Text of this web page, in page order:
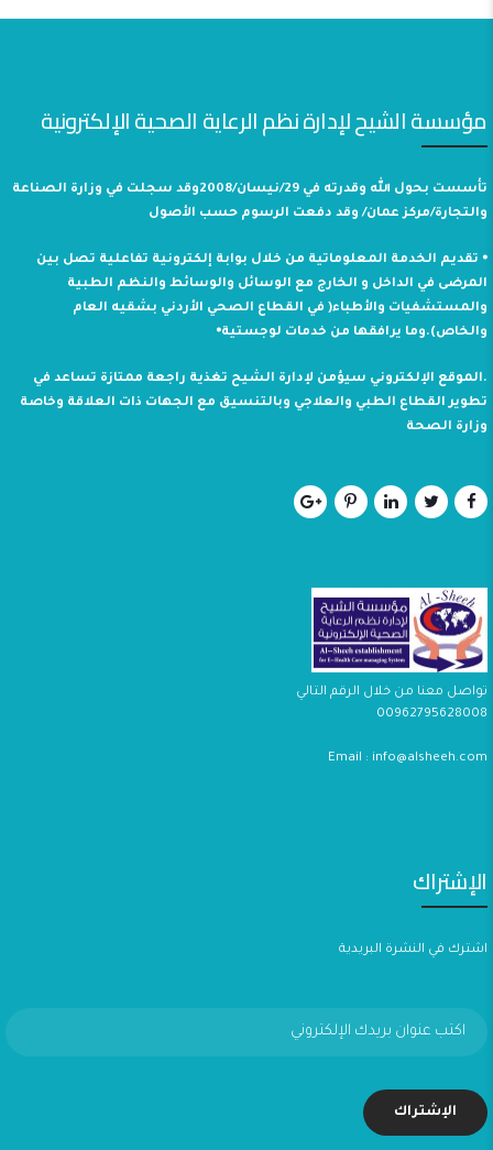
مؤسسة الشيح لإدارة نظم الرعاية الصحية الإلكترونية
تأسست بحول الله وقدرته في 29/نيسان/2008وقد سجلت في وزارة الصناعة
والتجارة/مركز عمان/ وقد دفعت الرسوم حسب الأصول
⦁ تقديم الخدمة المعلوماتية من خلال بوابة إلكترونية تفاعلية تصل بين
المرضى في الداخل و الخارج مع الوسائل والوسائط والنظم الطبية
والمستشفيات والأطباء( في القطاع الصحي الأردني بشقيه العام
والخاص).وما يرافقها من خدمات لوجستية⦁
.الموقع الإلكتروني سيؤمن لإدارة الشيح تغذية راجعة ممتازة تساعد في
تطوير القطاع الطبي والعلاجي وبالتنسيق مع الجهات ذات العلاقة وخاصة
وزارة الصحة
تواصل معنا من خلال الرقم التالي
00962795628008
Email : info@alsheeh.com
الإشتراك
اشترك في النشرة البريدية